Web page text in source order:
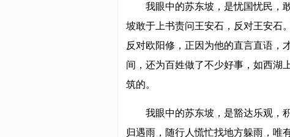
我眼中的苏东坡，是忧国忧民，
坡敢于上书责问王安石，反对王安石
反对欧阳修，正因为他的直言直语，
间，还为百姓做了不少好事，如西湖
筑的。
我眼中的苏东坡，是豁达乐观，
归遇雨，随行人慌忙找地方躲雨，唯